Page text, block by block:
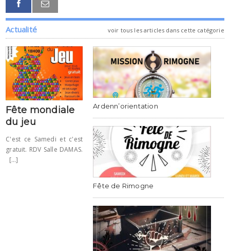
Actualité voir tous les articles dans cette catégorie
Fête mondiale
du jeu
C'est ce Samedi et c'est
gratuit. RDV Salle DAMAS.
[...]
Ardenn’orientation
Fête de Rimogne